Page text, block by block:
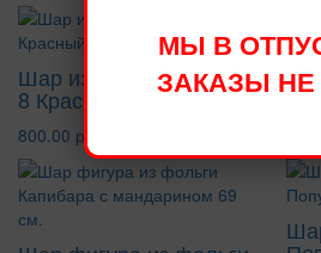
Шар из фольги Цифра
8 Красный 102 см
800.00 р.
МЫ В
ЗАКАЗЫ